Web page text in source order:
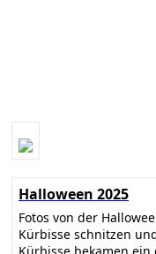
Halloween 2025
Fotos von der
Kürbisse schnitzen